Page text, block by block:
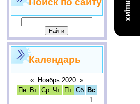
Поиск по сайту
Календарь
« Ноябрь 2020 »
Пн
Вт Ср Чт Пт Сб
Вс
1